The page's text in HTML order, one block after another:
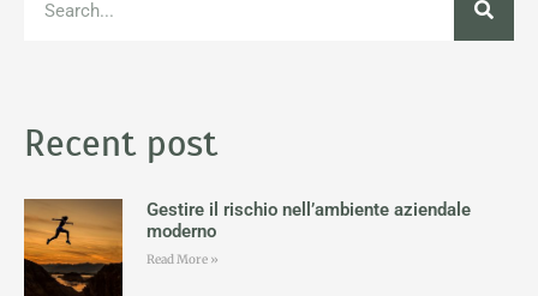
Recent post
Gestire il rischio nell’ambiente aziendale
moderno
Read More »